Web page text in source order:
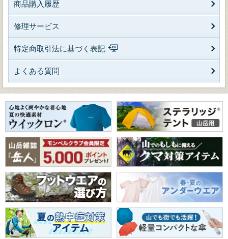
商品購入履歴
修理サービス
特定商取引法に基づく表記
よくある質問